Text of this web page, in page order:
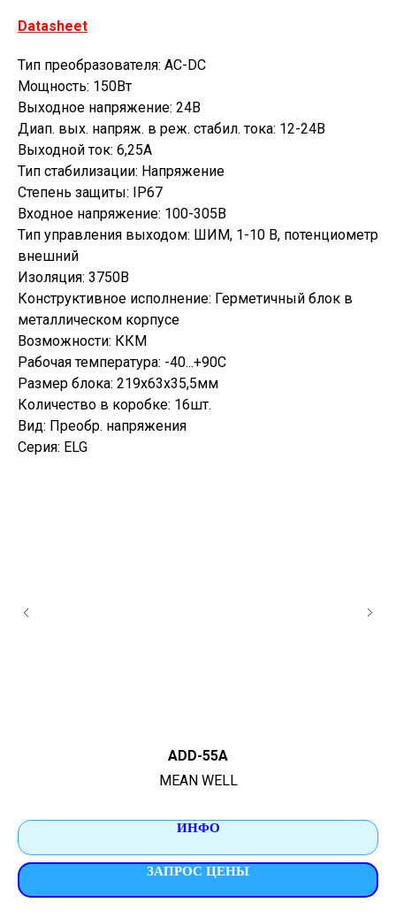
Datasheet
Тип преобразователя: AC-DC
Мощность: 150Вт
Выходное напряжение: 24В
Диап. вых. напряж. в реж. стабил. тока: 12-24В
Выходной ток: 6,25А
Тип стабилизации: Напряжение
Степень защиты: IP67
Входное напряжение: 100-305В
Тип управления выходом: ШИМ, 1-10 В, потенциометр
внешний
Изоляция: 3750В
Конструктивное исполнение: Герметичный блок в
металлическом корпусе
Возможности: ККМ
Рабочая температура: -40...+90С
Размер блока: 219х63х35,5мм
Количество в коробке: 16шт.
Вид: Преобр. напряжения
Серия: ELG
ADD-55A
MEAN WELL
ИНФО
ЗАПРОС ЦЕНЫ